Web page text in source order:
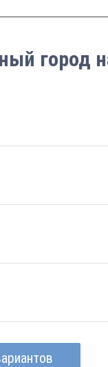
город